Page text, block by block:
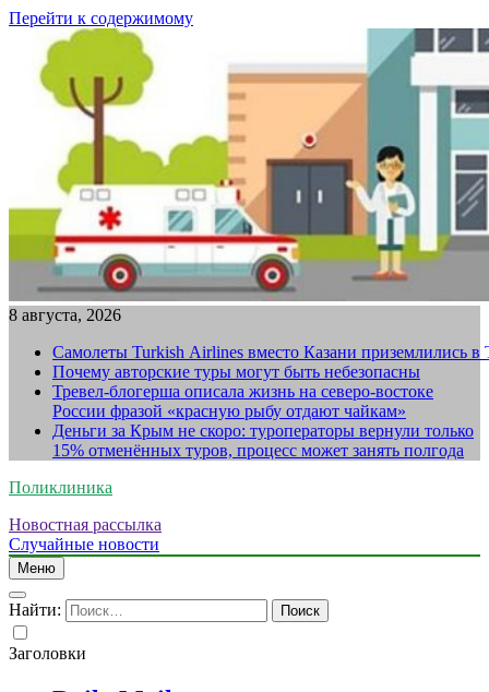
Перейти к содержимому
8 августа, 2026
Самолеты Turkish Airlines вместо Казани приземлились в
Почему авторские туры могут быть небезопасны
Тревел-блогерша описала жизнь на северо-востоке
России фразой «красную рыбу отдают чайкам»
Деньги за Крым не скоро: туроператоры вернули только
15% отменённых туров, процесс может занять полгода
Поликлиника
Новостная рассылка
Случайные новости
Меню
Найти:
Заголовки